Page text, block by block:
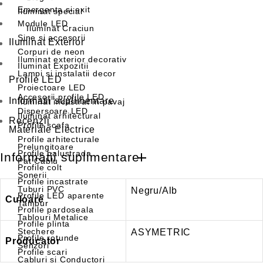
Iluminat special
Iluminat Craciun
Iluminat Exterior
Iluminat exterior decorativ
Lampi si instalatii decor
Proiectoare LED
Iluminat incastrat in pavaj
Iluminat arhitectural
Materiale Electrice
Prelungitoare
Pat Cablu
Sonerii
Tuburi PVC
Tambur
Tablouri Metalice
Stechere
Senzori
Cabluri si Conductori
Emergenta si exit
Module LED
Sine si accesorii
Corpuri de neon
Iluminat Expozitii
Profile LED
Accesorii profile LED
Dispersoare LED
Profile scafa
Profile arhitecturale
Profile balustrada
Profile colt
Profile incastrate
Profile LED aparente
Profile pardoseala
Profile plinta
Profile rotunde
Profile scari
Informatii suplimentare
Recenzii
Informatii suplimentare
Culoare
Negru/Alb
Producator
ASYMETRIC